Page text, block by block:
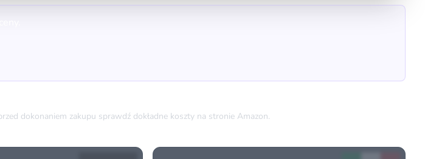
dokonaniem zakupu sprawdź dokładne koszty na stronie Amazon.